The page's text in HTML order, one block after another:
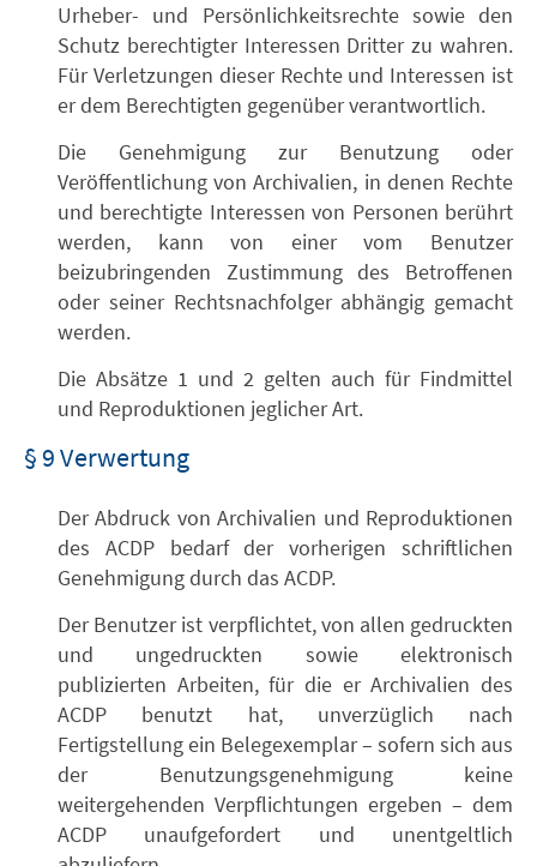
Urheber- und Persönlichkeitsrechte sowie den
Schutz berechtigter Interessen Dritter zu wahren.
Für Verletzungen dieser Rechte und Interessen ist
er dem Berechtigten gegenüber verantwortlich.
Die Genehmigung zur Benutzung oder
Veröffentlichung von Archivalien, in denen Rechte
und berechtigte Interessen von Personen berührt
werden, kann von einer vom Benutzer
beizubringenden Zustimmung des Betroffenen
oder seiner Rechtsnachfolger abhängig gemacht
werden.
Die Absätze 1 und 2 gelten auch für Findmittel
und Reproduktionen jeglicher Art.
§ 9 Verwertung
Der Abdruck von Archivalien und Reproduktionen
des ACDP bedarf der vorherigen schriftlichen
Genehmigung durch das ACDP.
Der Benutzer ist verpflichtet, von allen gedruckten
und ungedruckten sowie elektronisch
publizierten Arbeiten, für die er Archivalien des
ACDP benutzt hat, unverzüglich nach
Fertigstellung ein Belegexemplar – sofern sich aus
der Benutzungsgenehmigung keine
weitergehenden Verpflichtungen ergeben – dem
ACDP unaufgefordert und unentgeltlich